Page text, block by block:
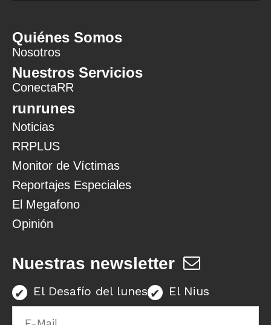
Quiénes Somos
Nosotros
Nuestros Servicios
ConectaRR
runrunes
Noticias
RRPLUS
Monitor de Víctimas
Reportajes Especiales
El Megafono
Opinión
Nuestras newsletter
El Desafío del lunes El Nius